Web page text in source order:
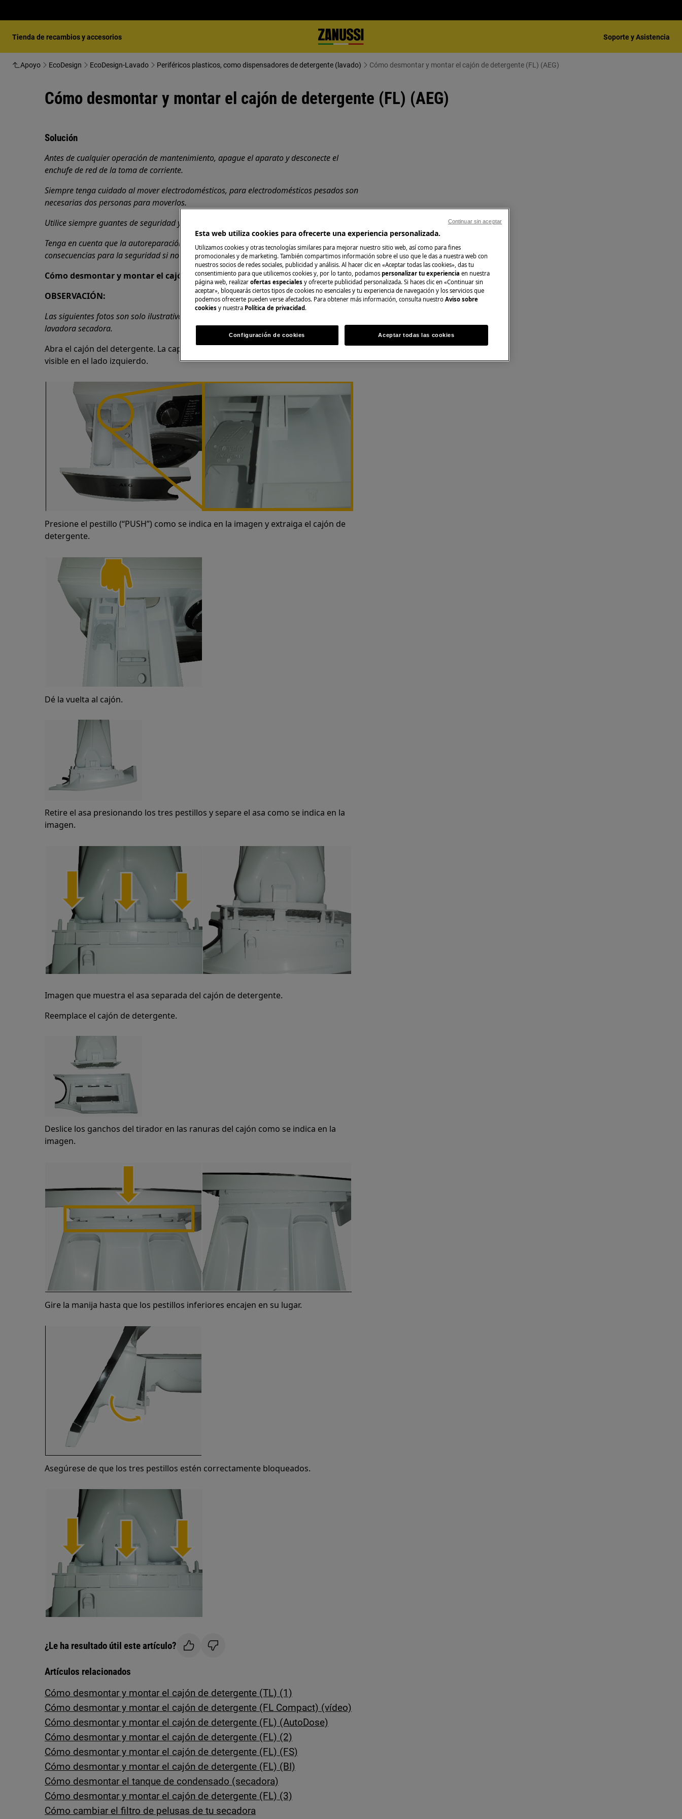
Tienda de recambios y accesorios Soporte y Asistencia
Apoyo EcoDesign EcoDesign-Lavado Periféricos plasticos, como dispensadores de detergente (lavado) Cómo desmontar y montar el cajón de detergente (FL) (AEG)
Cómo desmontar y montar el cajón de detergente (FL) (AEG)
Solución
Antes de cualquier operación de mantenimiento, apague el aparato y desconecte el
enchufe de red de la toma de corriente.
Siempre tenga cuidado al mover electrodomésticos, para electrodomésticos pesados son
necesarias dos personas para moverlos.
Utilice siempre guantes de seguridad y calzado cerrado.
Tenga en cuenta que la autoreparación o la reparación no profesional pueden tener
consecuencias para la seguridad si no se realizan correctamente.
Cómo desmontar y montar el cajón de detergente
OBSERVACIÓN:
Las siguientes fotos son solo ilustrativas, pueden diferir del modelo de su lavadora /
lavadora secadora.
Abra el cajón del detergente. La captura (indicada con el nombre "PUSH") será
visible en el lado izquierdo.
Presione el pestillo (“PUSH”) como se indica en la imagen y extraiga el cajón de
detergente.
Dé la vuelta al cajón.
Retire el asa presionando los tres pestillos y separe el asa como se indica en la
imagen.
Imagen que muestra el asa separada del cajón de detergente.
Reemplace el cajón de detergente.
Deslice los ganchos del tirador en las ranuras del cajón como se indica en la
imagen.
Gire la manija hasta que los pestillos inferiores encajen en su lugar.
Asegúrese de que los tres pestillos estén correctamente bloqueados.
¿Le ha resultado útil este artículo?
Artículos relacionados
Cómo desmontar y montar el cajón de detergente (TL) (1)
Cómo desmontar y montar el cajón de detergente (FL Compact) (vídeo)
Cómo desmontar y montar el cajón de detergente (FL) (AutoDose)
Cómo desmontar y montar el cajón de detergente (FL) (2)
Cómo desmontar y montar el cajón de detergente (FL) (FS)
Cómo desmontar y montar el cajón de detergente (FL) (BI)
Cómo desmontar el tanque de condensado (secadora)
Cómo desmontar y montar el cajón de detergente (FL) (3)
Cómo cambiar el filtro de pelusas de tu secadora
Esta web utiliza cookies para ofrecerte una experiencia personalizada.
Utilizamos cookies y otras tecnologías similares para mejorar nuestro sitio web, así como para fines
promocionales y de marketing. También compartimos información sobre el uso que le das a nuestra web con
nuestros socios de redes sociales, publicidad y análisis. Al hacer clic en «Aceptar todas las cookies», das tu
consentimiento para que utilicemos cookies y, por lo tanto, podamos personalizar tu experiencia en nuestra
página web, realizar ofertas especiales y ofrecerte publicidad personalizada. Si haces clic en «Continuar sin
aceptar», bloquearás ciertos tipos de cookies no esenciales y tu experiencia de navegación y los servicios que
podemos ofrecerte pueden verse afectados. Para obtener más información, consulta nuestro Aviso sobre
cookies y nuestra Política de privacidad.
Configuración de cookies Aceptar todas las cookies
Continuar sin aceptar